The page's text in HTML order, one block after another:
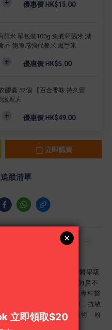
優惠價 HK$15.00
蒻米 單包裝100g 免煮蒟蒻米 減
品 飽腹感強代餐米 魔芋米
優惠價 HK$5.00
膠囊 52個 【百合香味 持久留
激配方
優惠價 HK$49.00
立即購買
蹤清單
生菌元配方500億，採用醫學級
床實證能減輕花粉引致的鼻不
痕癢 等症狀。配方榮獲專科醫
抗新型病毒，提升免疫力，抗敏
廠調配，具有抗酸抗熱技術，粉